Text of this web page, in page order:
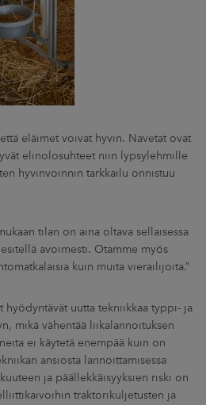
eläimet voivat hyvin. Navetat ovat
elinolosuhteet niin lypsylehmille
hyvinvoinnin tarkkailu onnistuu
tilan on aina oltava sellaisessa
avoimesti. Otamme myös
kuin muita vierailijoita.”
hyödyntävät uutta tekniikkaa typpi- ja
mikä vähentää liikalannoituksen
ei käytetä enempää kuin on
ansiosta lannoittamisessa
ja päällekkäisyyksien riski on
traktorikuljetusten ja